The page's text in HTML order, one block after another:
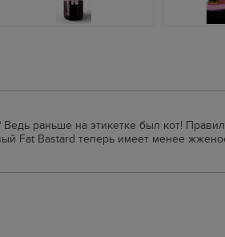
Ведь раньше на этикетке был кот!
Fat Bastard теперь имеет менее